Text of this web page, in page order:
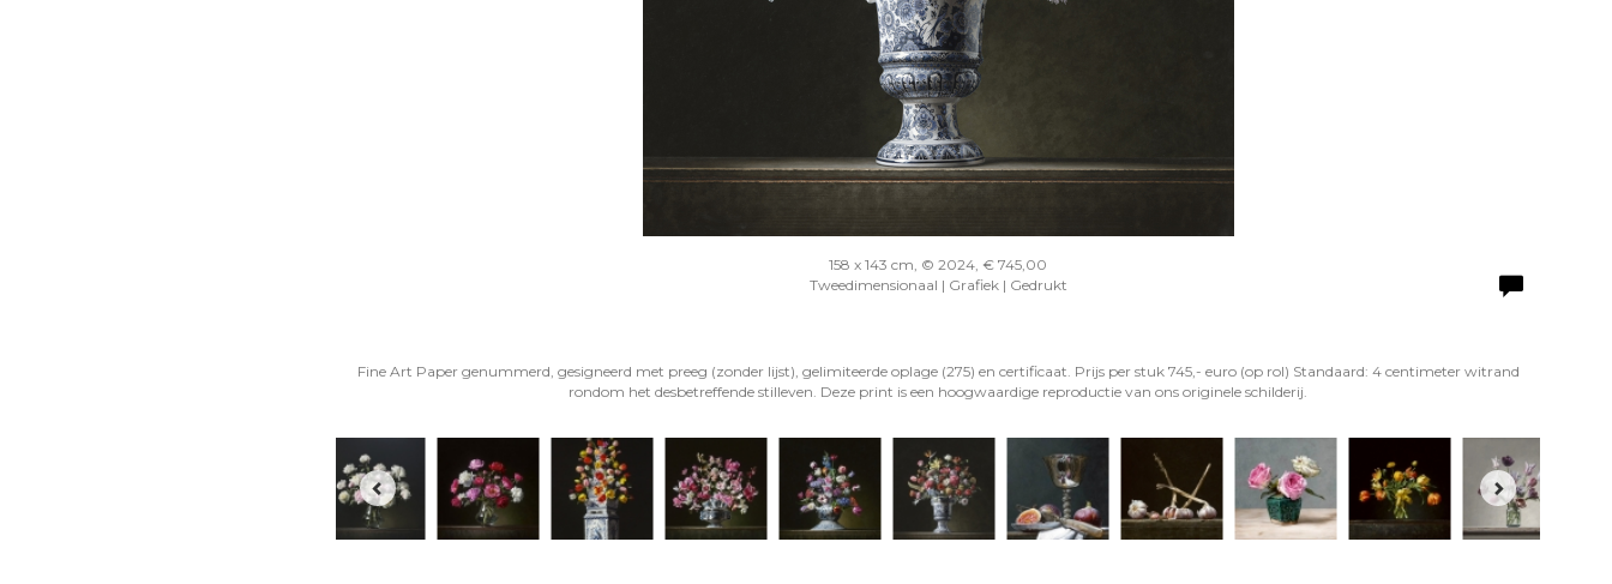
158 x 143 cm, © 2024, € 745,00
Tweedimensionaal | Grafiek | Gedrukt
Fine Art Paper genummerd, gesigneerd met preeg (zonder lijst), gelimiteerde oplage (275) en certificaat. Prijs per stuk 745,- euro (op rol) Standaard: 4 centimeter witrand
rondom het desbetreffende stilleven. Deze print is een hoogwaardige reproductie van ons originele schilderij.